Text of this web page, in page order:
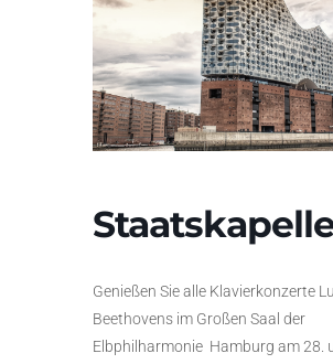
Genießen Sie alle Klavierkonzerte
Beethovens im Großen Saal der
Elbphilharmonie Hamburg am 28.